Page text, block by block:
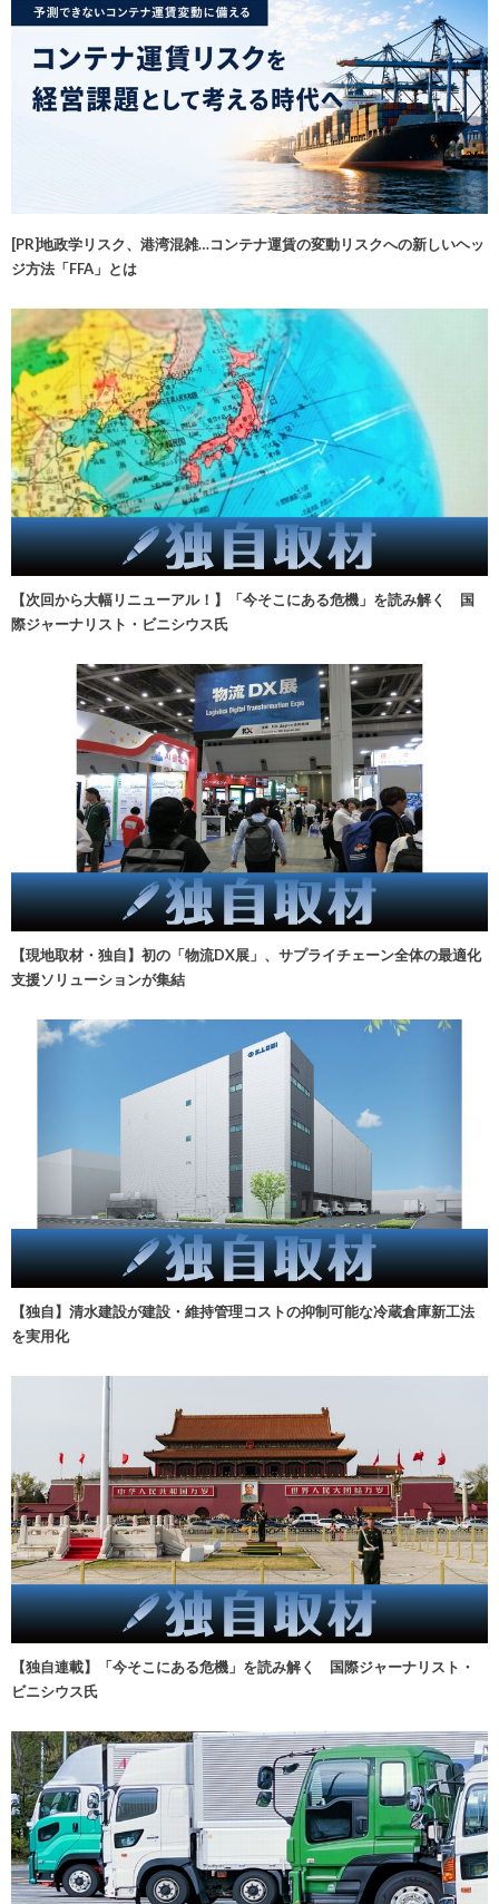
[PR]地政学リスク、港湾混雑…コンテナ運賃の変動リスクへの新しいヘッ
ジ方法「FFA」とは
【次回から大幅リニューアル！】「今そこにある危機」を読み解く 国
際ジャーナリスト・ビニシウス氏
【現地取材・独自】初の「物流DX展」、サプライチェーン全体の最適化
支援ソリューションが集結
【独自】清水建設が建設・維持管理コストの抑制可能な冷蔵倉庫新工法
を実用化
【独自連載】「今そこにある危機」を読み解く 国際ジャーナリスト・
ビニシウス氏